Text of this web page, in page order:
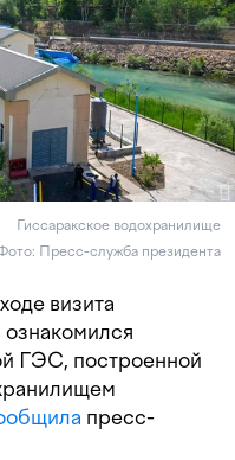
Гиссаракское водохранилище
Пресс-служба президента
визита
ГЭС, построенной
пресс-